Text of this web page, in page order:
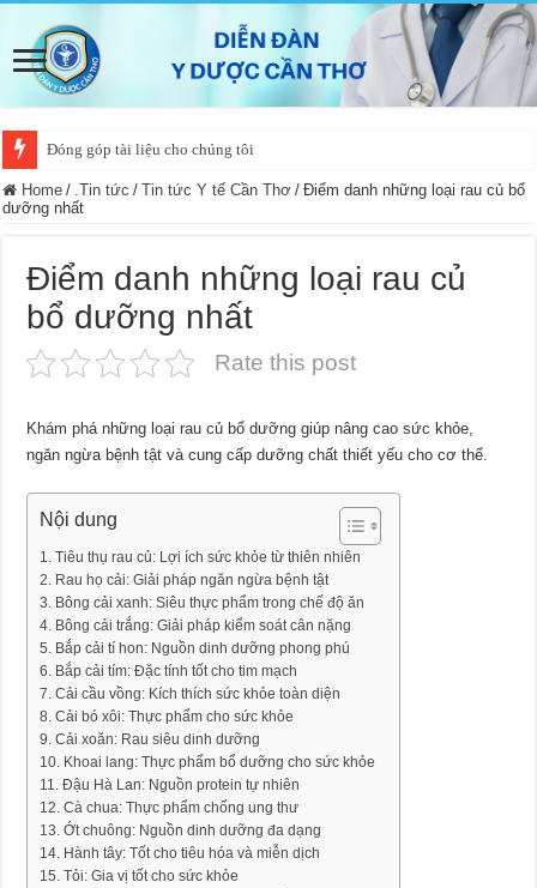
Đóng góp tài liệu cho chúng tôi
Home / .Tin tức / Tin tức Y tế Cần Thơ / Ðiểm danh những loại rau củ bổ
dưỡng nhất
Ðiểm danh những loại rau củ
bổ dưỡng nhất
Rate this post
Khám phá những loại rau củ bổ dưỡng giúp nâng cao sức khỏe,
ngăn ngừa bệnh tật và cung cấp dưỡng chất thiết yếu cho cơ thể.
Nội dung
Tiêu thụ rau củ: Lợi ích sức khỏe từ thiên nhiên
Rau họ cải: Giải pháp ngăn ngừa bệnh tật
Bông cải xanh: Siêu thực phẩm trong chế độ ăn
Bông cải trắng: Giải pháp kiểm soát cân nặng
Bắp cải tí hon: Nguồn dinh dưỡng phong phú
Bắp cải tím: Đặc tính tốt cho tim mạch
Cải cầu vồng: Kích thích sức khỏe toàn diện
Cải bó xôi: Thực phẩm cho sức khỏe
Cải xoăn: Rau siêu dinh dưỡng
Khoai lang: Thực phẩm bổ dưỡng cho sức khỏe
Đậu Hà Lan: Nguồn protein tự nhiên
Cà chua: Thực phẩm chống ung thư
Ớt chuông: Nguồn dinh dưỡng đa dạng
Hành tây: Tốt cho tiêu hóa và miễn dịch
Tỏi: Gia vị tốt cho sức khỏe